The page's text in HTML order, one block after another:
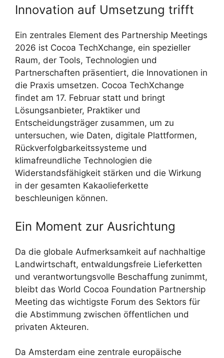
Innovation auf Umsetzung trifft
Ein zentrales Element des Partnership Meetings
2026 ist Cocoa TechXchange, ein spezieller
Raum, der Tools, Technologien und
Partnerschaften präsentiert, die Innovationen in
die Praxis umsetzen. Cocoa TechXchange
findet am 17. Februar statt und bringt
Lösungsanbieter, Praktiker und
Entscheidungsträger zusammen, um zu
untersuchen, wie Daten, digitale Plattformen,
Rückverfolgbarkeitssysteme und
klimafreundliche Technologien die
Widerstandsfähigkeit stärken und die Wirkung
in der gesamten Kakaolieferkette
beschleunigen können.
Ein Moment zur Ausrichtung
Da die globale Aufmerksamkeit auf nachhaltige
Landwirtschaft, entwaldungsfreie Lieferketten
und verantwortungsvolle Beschaffung zunimmt,
bleibt das World Cocoa Foundation Partnership
Meeting das wichtigste Forum des Sektors für
die Abstimmung zwischen öffentlichen und
privaten Akteuren.
Da Amsterdam eine zentrale europäische